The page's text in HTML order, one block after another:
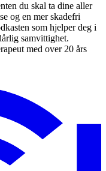
du skal ta dine aller
og en mer skadefri
som hjelper deg i
samvittighet.​
med over 20 års